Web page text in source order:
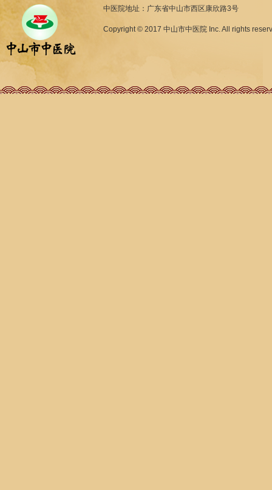
中医院地址：广东省中山市西区康欣路3号
Copyright © 2017 中山市中医院 Inc. All rights